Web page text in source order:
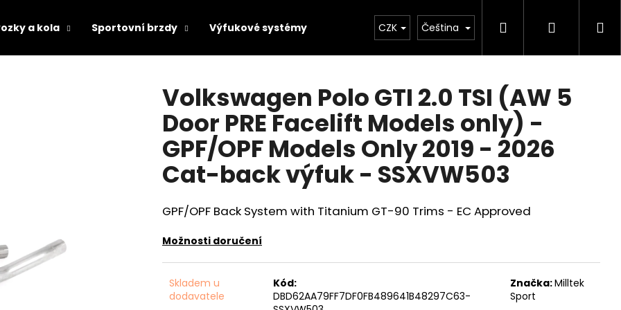
a kola Sportovní brzdy Výfukové systémy Chiptuning Projekty Exteriér Ostatní
CZK Čeština Hledat
Volkswagen Polo GTI 2.0 TSI (AW 5
Door PRE Facelift Models only) -
GPF/OPF Models Only 2019 - 2026
Cat-back výfuk - SSXVW503
GPF/OPF Back System with Titanium GT-90 Trims - EC Approved
Možnosti doručení
Skladem u
dodavatele
Kód:
DBD62AA79FF7DF0FB489641B48297C63-
Značka:Milltek
Sport
HLEDAT